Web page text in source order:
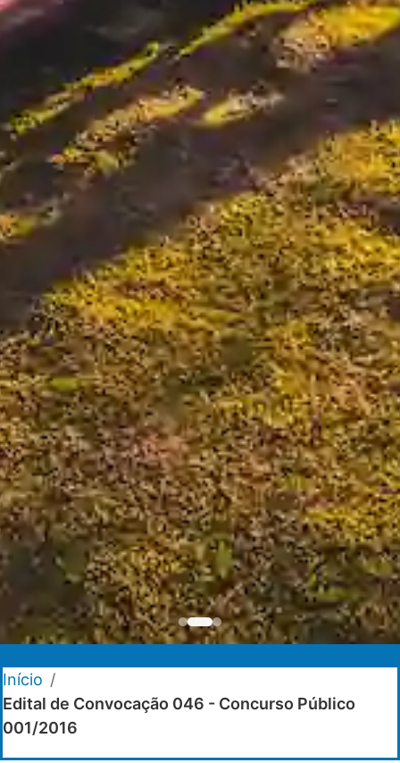
Início /
Edital de Convocação 046 - Concurso Público
001/2016